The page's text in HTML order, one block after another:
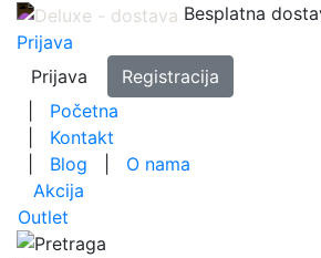
Besplatna
Prijava
Prijava
Registracija
Početna
Kontakt
Blog
O nama
Akcija
Outlet